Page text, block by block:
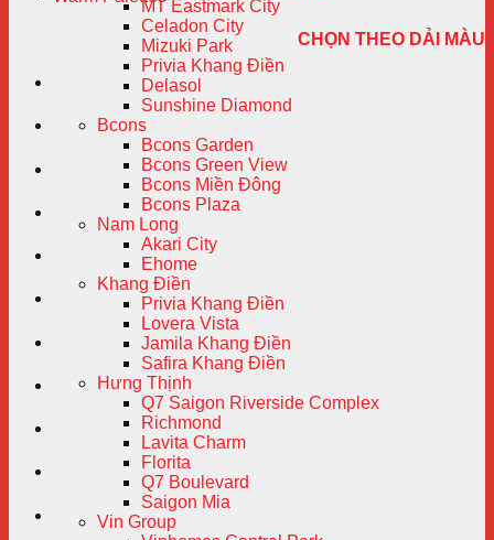
MT Eastmark City
Celadon City
Mizuki Park
Privia Khang Điền
Delasol
Sunshine Diamond
Bcons
Bcons Garden
Bcons Green View
Bcons Miền Đông
Bcons Plaza
Nam Long
Akari City
Ehome
Khang Điền
Privia Khang Điền
Lovera Vista
Jamila Khang Điền
Safira Khang Điền
Hưng Thịnh
Q7 Saigon Riverside Complex
Richmond
Lavita Charm
Florita
Q7 Boulevard
Saigon Mia
Vin Group
CHỌN THEO DẢI MÀU